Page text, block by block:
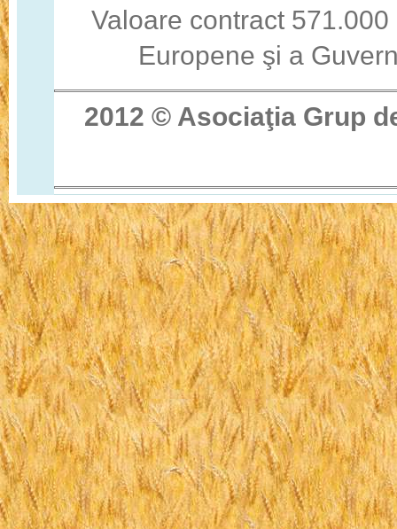
Valoare contract
Europene şi a
2012 © Asociaţia Grup